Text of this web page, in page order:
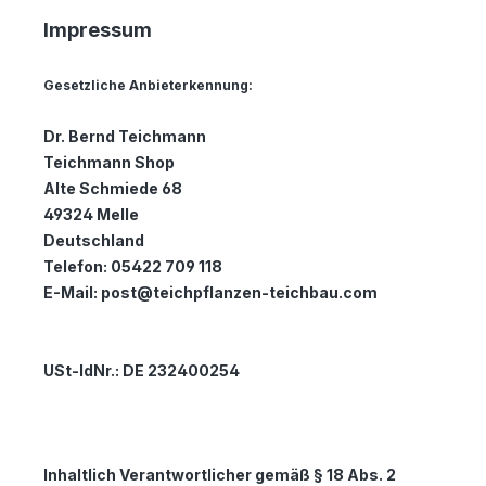
Impressum
Gesetzliche Anbieterkennung:
Dr. Bernd Teichmann
Teichmann Shop
Alte Schmiede 68
49324 Melle
Deutschland
Telefon: 05422 709 118
E-Mail: post@teichpflanzen-teichbau.com
USt-IdNr.: DE 232400254
Inhaltlich Verantwortlicher gemäß § 18 Abs. 2